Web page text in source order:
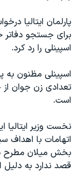
دادگاه حمید نوری
چهل سال
اعتراضات مردمی آبان
اسرائیل در جنگ
همایش
صفحه‌های ویژه
سفر پرزیدنت
پارلمان ايتاليا
برای جستجو دفاتر
اسپينلی را رد کرد.
اسپينلی مظنون به
تعدادی زن جوان از
است.
نخست وزير ایتالیا
اتهامات با اهداف
بخش ميلان مطرح
قصد ندارد به دليل